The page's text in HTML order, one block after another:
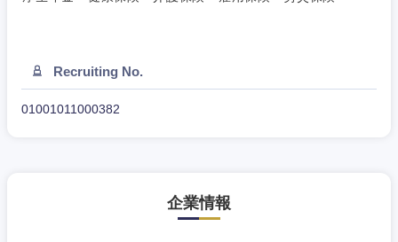
Recruiting No.
01001011000382
企業情報